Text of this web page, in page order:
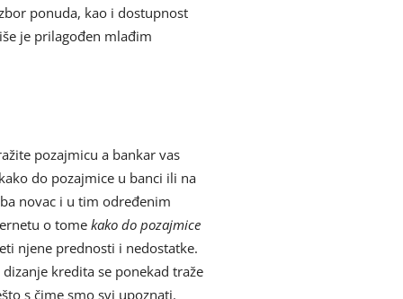
ponuda, kao i dostupnost
je prilagođen mlađim
pozajmicu a bankar vas
do pozajmice u banci ili na
novac i u tim određenim
o tome kako do pozajmice
njene prednosti i nedostatke.
kredita se ponekad traže
s čime smo svi upoznati.